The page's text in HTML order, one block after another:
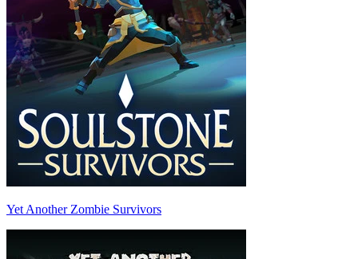
Yet Another Zombie Survivors